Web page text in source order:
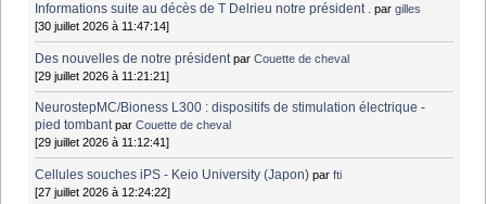
Informations suite au décès de T Delrieu notre président . pargilles
[30 juillet 2026 à 11:47:14]
Des nouvelles de notre président parCouette de cheval
[29 juillet 2026 à 11:21:21]
NeurostepMC/Bioness L300 : dispositifs de stimulation électrique -
pied tombant parCouette de cheval
[29 juillet 2026 à 11:12:41]
Cellules souches iPS - Keio University (Japon) parfti
[27 juillet 2026 à 12:24:22]